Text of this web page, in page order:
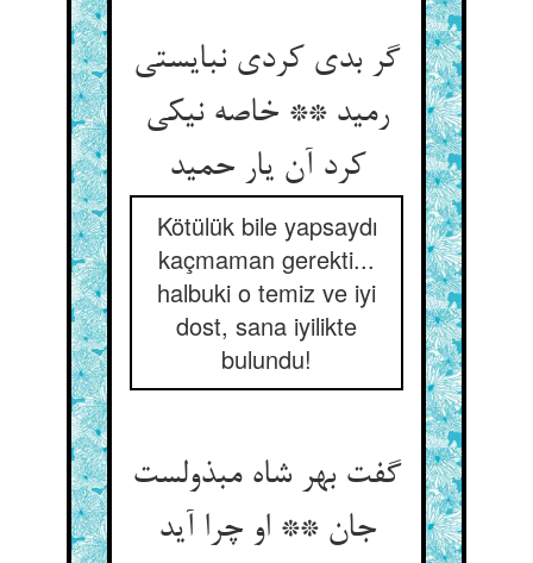
گر بدی کردی نبایستی
رمید ** خاصه نیکی
کرد آن یار حمید
Kötülük bile yapsaydı
kaçmaman gerekti...
halbuki o temiz ve iyi
dost, sana iyilikte
bulundu!
گفت بهر شاه مبذولست
جان ** او چرا آید